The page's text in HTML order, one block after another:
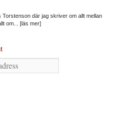
där jag skriver om allt mellan
om... [läs mer]